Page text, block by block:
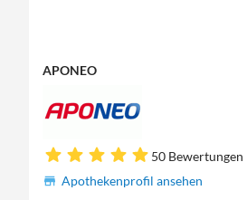
APONEO
50 Bewertungen
Apothekenprofil ansehen